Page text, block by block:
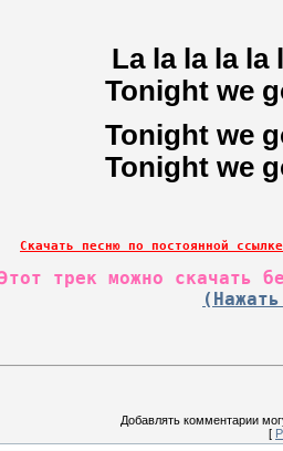
La la la la la
Tonight we
Tonight we
Tonight we
Скачать песню по постоянной
Этот трек можно скачать
Добавлять комментарии
[